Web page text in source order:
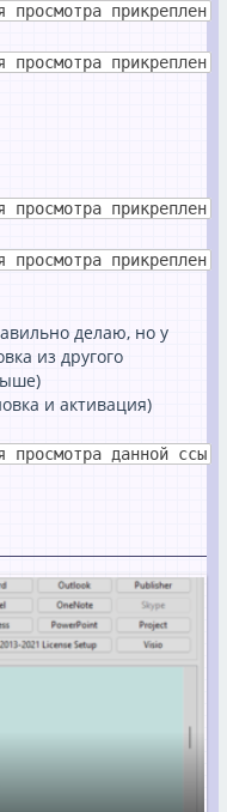
просмотра прикреплен
просмотра прикреплен
просмотра прикреплен
просмотра прикреплен
делаю, но у
из другого
и активация)
просмотра данной ссы